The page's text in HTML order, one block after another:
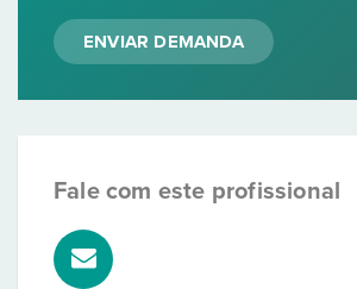
ENVIAR DEMANDA
Fale com este profissional